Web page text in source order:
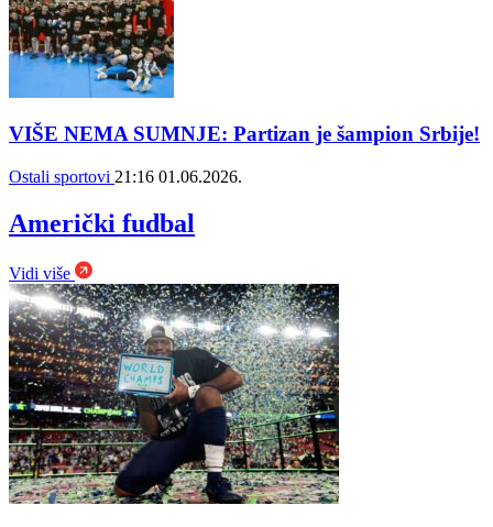
VIŠE NEMA SUMNJE: Partizan je šampion Srbije!
Ostali sportovi 21:16 01.06.2026.
Američki fudbal
Vidi više